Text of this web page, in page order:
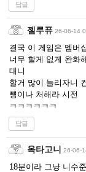
답글
젤루퓨 26-06-14
결국 이 게임은 멤버
너무 할게 없게 완화
대니
할거 많이 늘리자니
뻉이나 처해라 시전
ㅋㅋㅋㅋㅋㅋ
답글
옥타고니 26-06-
18분이라 그냥 니수